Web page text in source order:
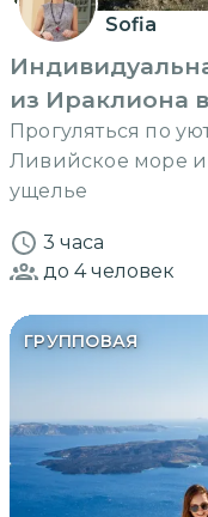
Sofia
из Ираклиона
Прогуляться по
Ливийское море и
ущелье
3 часа
до 4человек
ГРУППОВАЯ